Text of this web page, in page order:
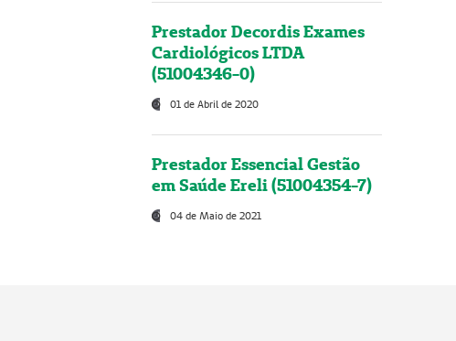
Prestador Decordis Exames
Cardiológicos LTDA
(51004346-0)
01 de Abril de 2020
Prestador Essencial Gestão
em Saúde Ereli (51004354-7)
04 de Maio de 2021